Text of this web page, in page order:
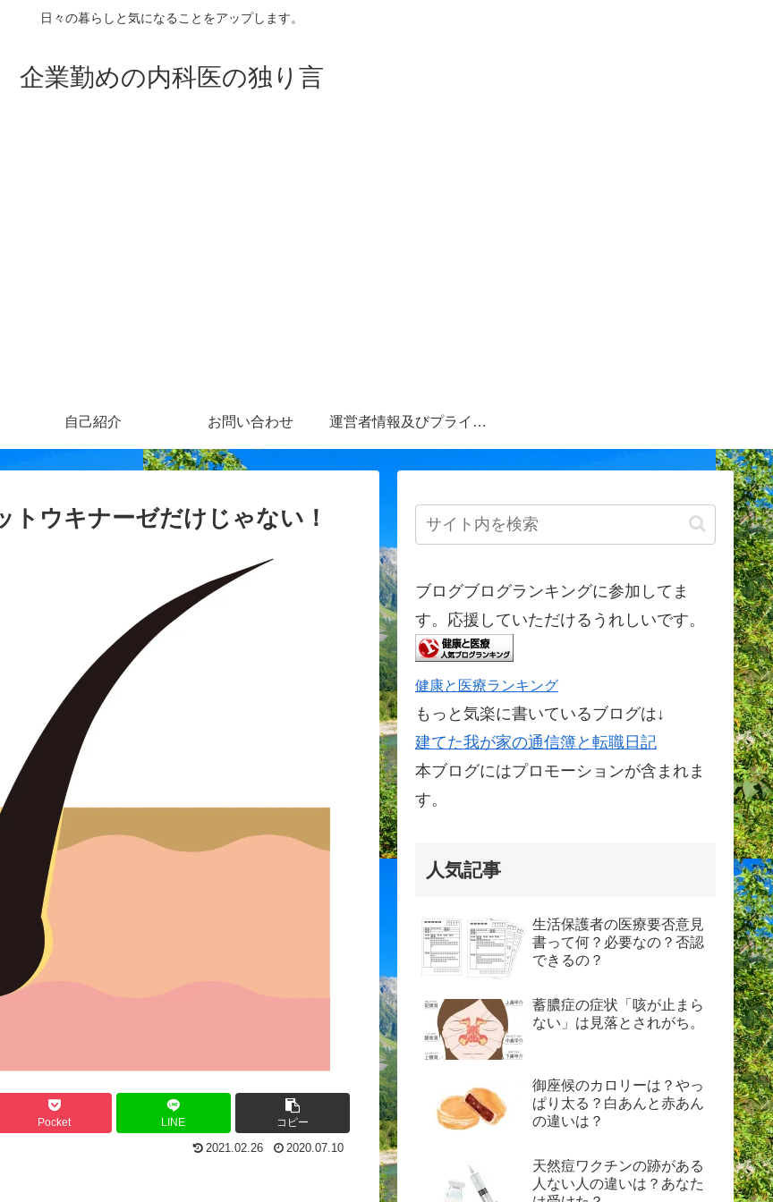
日々の暮らしと気になることをアップします。
企業勤めの内科医の独り言
自己紹介 お問い合わせ 運営者情報及びプライバ
シーポリシー
トウキナーゼだけじゃない！
Pocket LINE コピー
2021.02.26 2020.07.10
ブログブログランキングに参加してま
す。応援していただけるうれしいです。
健康と医療ランキング
もっと気楽に書いているブログは↓
建てた我が家の通信簿と転職日記
本ブログにはプロモーションが含まれま
す。
人気記事
生活保護者の医療要否意見
書って何？必要なの？否認
できるの？
蓄膿症の症状「咳が止まら
ない」は見落とされがち。
御座候のカロリーは？やっ
ぱり太る？白あんと赤あん
の違いは？
天然痘ワクチンの跡がある
人ない人の違いは？あなた